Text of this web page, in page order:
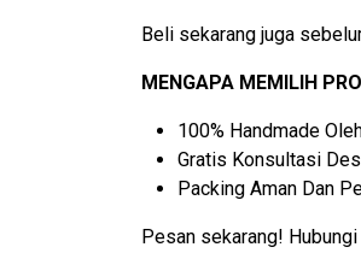
Beli sekarang juga
MENGAPA MEMILIH
100% Handmade
Gratis Konsultasi
Packing Aman Dan
Pesan sekarang!